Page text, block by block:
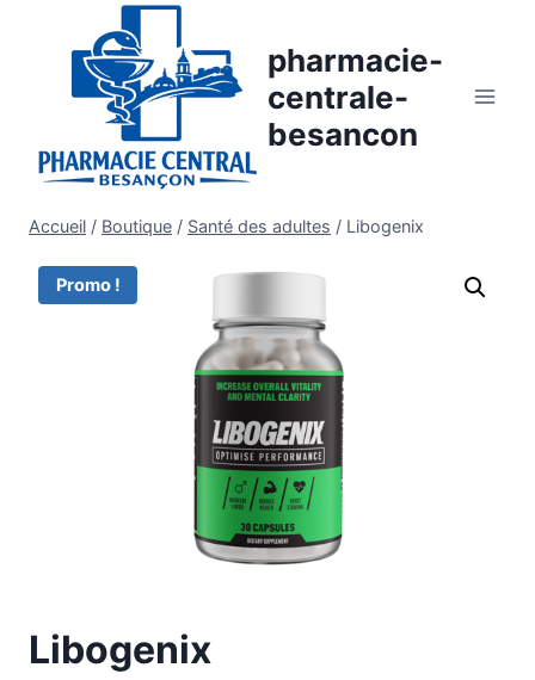
pharmacie-
centrale-
besancon
Accueil / Boutique / Santé des adultes / Libogenix
Promo !
Libogenix